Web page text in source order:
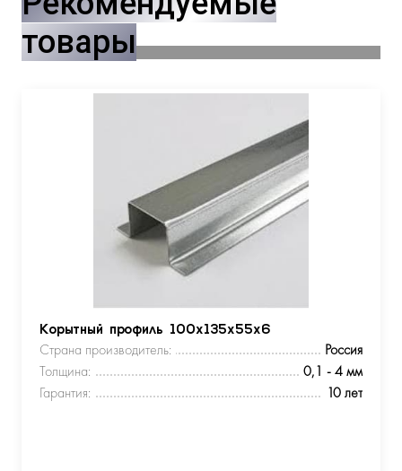
товары
Корытный профиль 100х135х55х6
Страна производитель:
Россия
Толщина:
0,1 - 4 мм
Гарантия:
10 лет